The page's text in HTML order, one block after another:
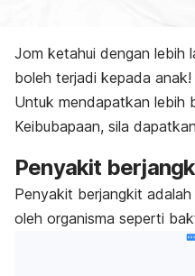
Jom ketahui dengan lebih
boleh terjadi kepada anak!
Untuk mendapatkan lebih
Keibubapaan, sila
Penyakit
Penyakit berjangkit
oleh organisma seperti